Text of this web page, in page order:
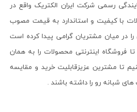
رسمی شرکت ایران الکتریک واقع در
با کیفیت و استاندارد به قیمت مصوب
را در میان مشتریان گرامی پیدا کرده است
اینترنتی محصولات را به همان
تا مشترین عزیزقابلیت خرید و مقایسه
شبانه رو را داشته باشند .